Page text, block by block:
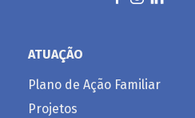
ATUAÇÃO
Plano de Ação Familiar
Projetos